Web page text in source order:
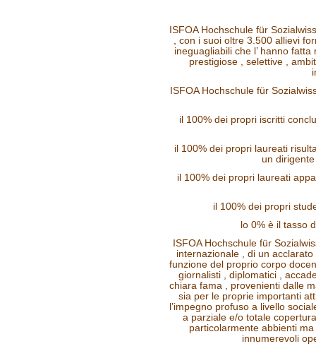
ISFOA Hochschule für
, con i suoi oltre 3.500 allievi
ineguagliabili che l’ hanno
prestigiose , selettive ,
ISFOA Hochschule für
il 100% dei propri iscritti
il 100% dei propri laureati
un
il 100% dei propri laureati
il 100% dei propri
lo 0% è il tasso
ISFOA Hochschule für
internazionale , di un
funzione del proprio corpo
giornalisti , diplomatici ,
chiara fama , provenienti dalle
sia per le proprie importanti
l’impegno profuso a livello
a parziale e/o totale
particolarmente abbienti
innumerevoli